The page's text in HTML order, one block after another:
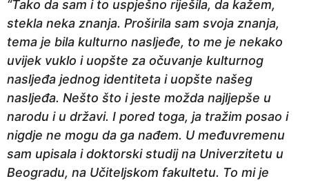
“Tako da sam i to uspješno riješila, da kažem,
stekla neka znanja. Proširila sam svoja znanja,
tema je bila kulturno nasljeđe, to me je nekako
uvijek vuklo i uopšte za očuvanje kulturnog
nasljeđa jednog identiteta i uopšte našeg
nasljeđa. Nešto što i jeste možda najljepše u
narodu i u državi. I pored toga, ja tražim posao i
nigdje ne mogu da ga nađem. U međuvremenu
sam upisala i doktorski studij na Univerzitetu u
Beogradu, na Učiteljskom fakultetu. To mi je